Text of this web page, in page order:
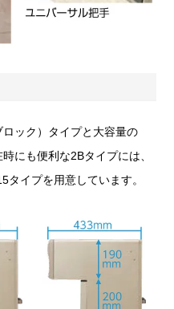
ック）タイプと大容量の
にも便利な2Bタイプには、
イプを用意しています。